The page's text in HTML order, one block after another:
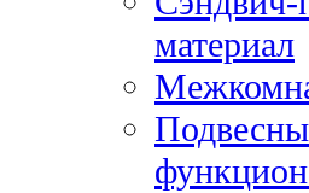
материал